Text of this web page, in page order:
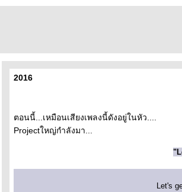
2016
ตอนนี้...เหมือนเสียงเพลงนี้ดังอยู่ในหัว....
Projectใหญ่กำลังมา...
Let's